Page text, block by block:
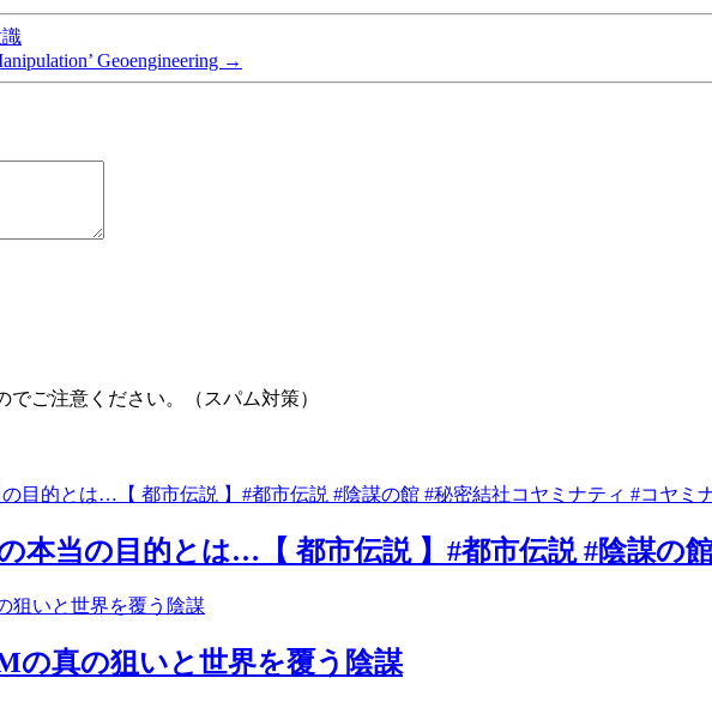
Geoengineering →
ご注意ください。（スパム対策）
本当の目的とは…【 都市伝説 】#都市伝説 #陰謀の
の真の狙いと世界を覆う陰謀